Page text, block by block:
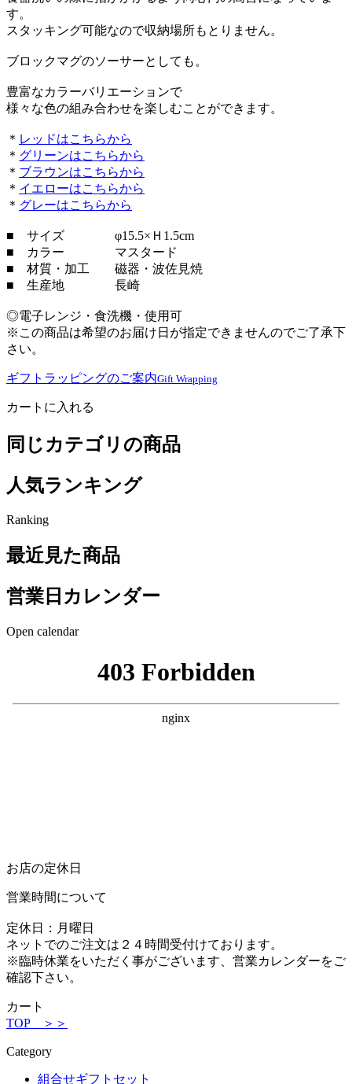
す。
スタッキング可能なので収納場所もとりません。
ブロックマグのソーサーとしても。
豊富なカラーバリエーションで
様々な色の組み合わせを楽しむことができます。
＊ レッドはこちらから
＊ グリーンはこちらから
＊ ブラウンはこちらから
＊ イエローはこちらから
＊ グレーはこちらから
■ サイズ φ15.5×Ｈ1.5cm
■ カラー マスタード
■ 材質・加工 磁器・波佐見焼
■ 生産地 長崎
◎電子レンジ・食洗機・使用可
※この商品は希望のお届け日が指定できませんのでご了承下
さい。
ギフトラッピングのご案内Gift Wrapping
カートに入れる
同じカテゴリの商品
人気ランキング
Ranking
最近見た商品
営業日カレンダー
Open calendar
お店の定休日
営業時間について
定休日：月曜日
ネットでのご注文は２４時間受付けております。
※臨時休業をいただく事がございます、営業カレンダーをご
確認下さい。
カート
TOP ＞＞
Category
組合せギフトセット